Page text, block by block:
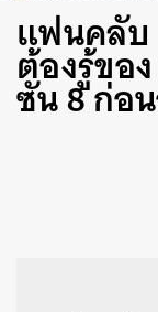
แฟนคลับ
ต้องรู้ขอ
ซัน 8 ก่อ